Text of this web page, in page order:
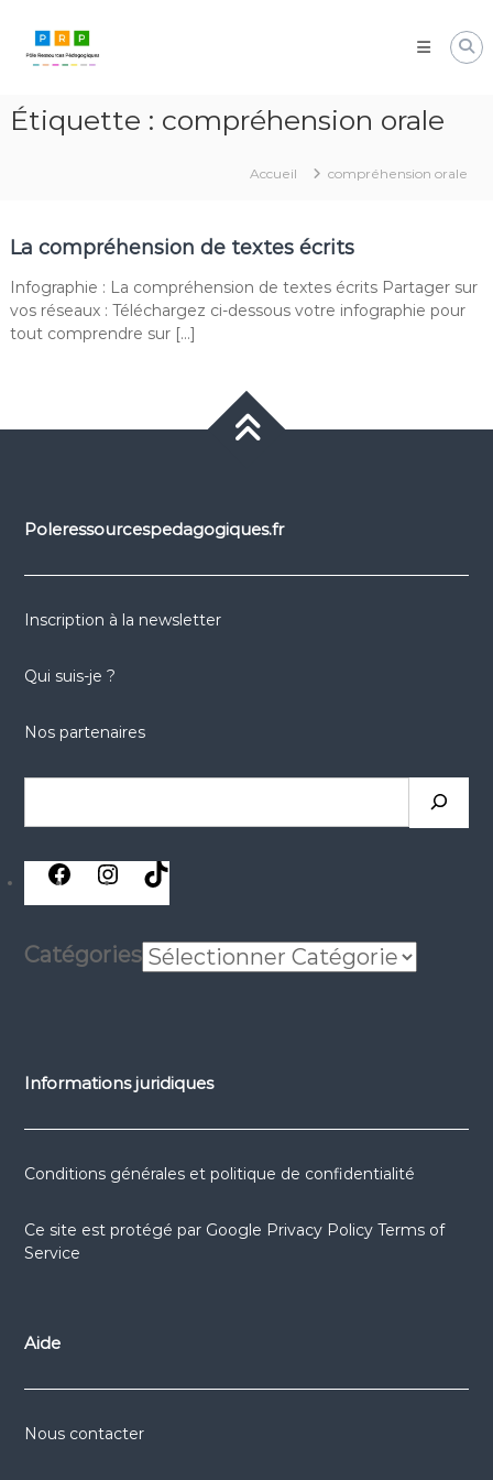
contenu
Pôle
Ressources
les
compétences
Étiquette : compréhension orale
Accueil compréhension orale
La compréhension de textes écrits
Infographie : La compréhension de textes écrits Partager sur
vos réseaux : Téléchargez ci-dessous votre infographie pour
tout comprendre sur […]
Poleressourcespedagogiques.fr
Inscription à la newsletter
Qui suis-je ?
Nos partenaires
réseaux réseaux
sociaux
réseaux
Catégories
Informations juridiques
Conditions générales et politique de confidentialité
Ce site est protégé par Google Privacy Policy Terms of
Service
Aide
Nous contacter